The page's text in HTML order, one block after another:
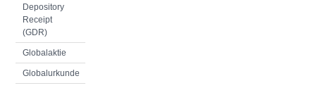
Depository
Receipt
(GDR)
Globalaktie
Globalurkunde